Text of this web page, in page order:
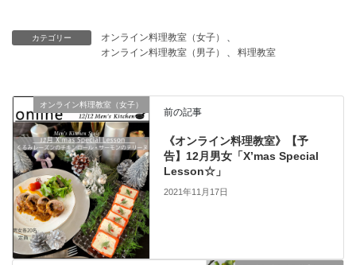
カテゴリー オンライン料理教室（女子）
オンライン料理教室（男子）
料理教室
オンライン料理教室（女子）
前の記事
《オンライン料理教室》【予
告】12月男女「X’mas Special
Lesson☆」
2021年11月17日